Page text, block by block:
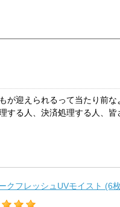
迎えられるって当たり前な
する人、決済処理する人、
クフレッシュUVモイスト (6